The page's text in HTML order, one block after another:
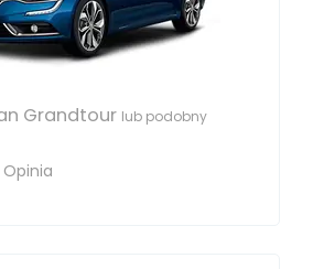
Grandtour lub podobny
Opinia